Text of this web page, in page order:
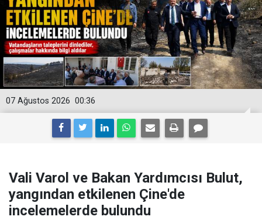
00:36
07 Ağustos 2026
Vali Varol ve Bakan Yardımcısı Bulut,
yangından etkilenen Çine'de
incelemelerde bulundu